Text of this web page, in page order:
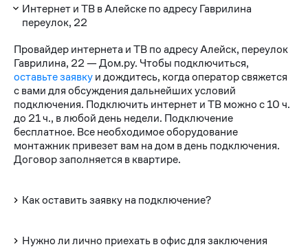
Интернет и ТВ в Алейске по адресу Гаврилина
переулок, 22
Провайдер интернета и ТВ по адресу Алейск, переулок
Гаврилина, 22 — Дом.ру. Чтобы подключиться,
оставьте заявкуи дождитесь, когда оператор свяжется
с вами для обсуждения дальнейших условий
подключения. Подключить интернет и ТВ можно с 10 ч.
до 21 ч., в любой день недели. Подключение
бесплатное. Все необходимое оборудование
монтажник привезет вам на дом в день подключения.
Договор заполняется в квартире.
Как оставить заявку на подключение?
Нужно ли лично приехать в офис для заключения